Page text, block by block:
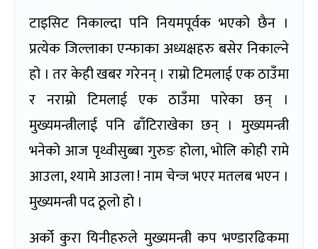
टाइसिट निकाल्दा पनि नियमपूर्वक भएको छैन ।
प्रत्येक जिल्लाका एन्फाका अध्यक्षहरु बसेर निकाल्ने
हो । तर केही खबर गरेनन् । राम्रो टिमलाई एक ठाउँमा
र नराम्रो टिमलाई एक ठाउँमा पारेका छन् ।
मुख्यमन्त्रीलाई पनि ढाँटिराखेका छन् । मुख्यमन्त्री
भनेको आज पृथ्वीसुब्बा गुरुङ होला, भोलि कोही रामे
आउला, श्यामे आउला ! नाम चेन्ज भएर मतलब भएन ।
मुख्यमन्त्री पद ठूलो हो ।
अर्को कुरा यिनीहरुले मुख्यमन्त्री कप भण्डारढिकमा